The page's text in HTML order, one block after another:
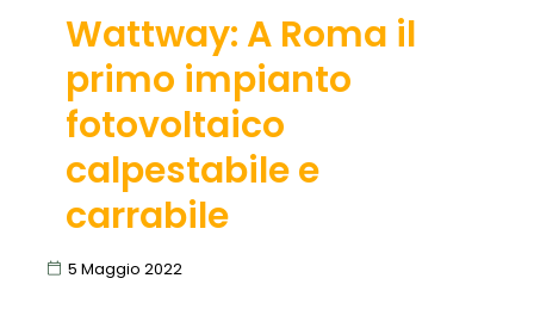
Wattway: A Roma il
primo impianto
fotovoltaico
calpestabile e
carrabile
5 Maggio 2022